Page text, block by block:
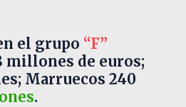
el grupo “F”
millones de euros;
Marruecos 240
.